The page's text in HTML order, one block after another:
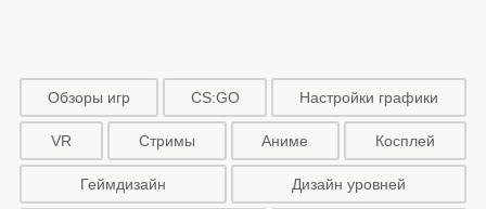
Обзоры игр CS:GO Настройки графики
VR Стримы Аниме Косплей
Геймдизайн Дизайн уровней